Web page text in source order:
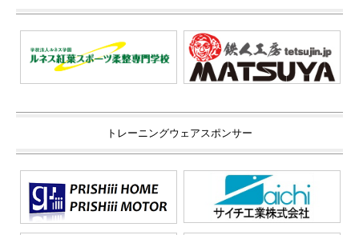
トレーニングウェアスポンサー